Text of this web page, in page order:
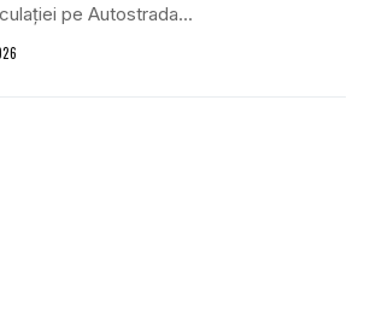
pe Autostrada...